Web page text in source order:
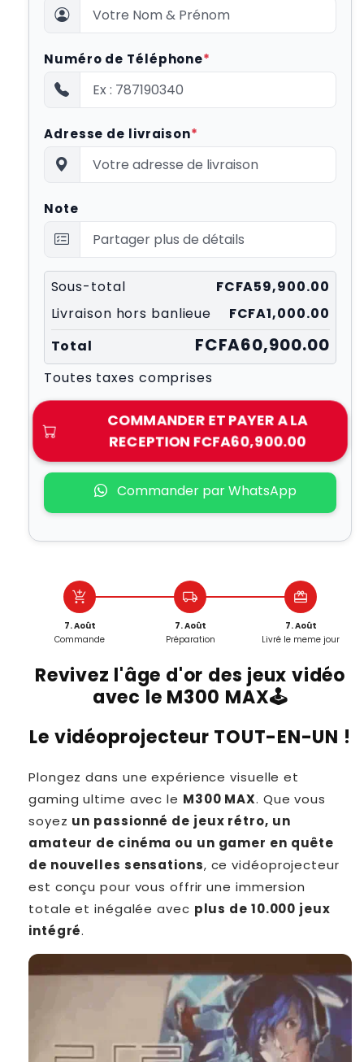
Numéro de Téléphone*
Adresse de livraison*
Note
Sous-total
FCFA59,900.00
Livraison hors banlieue
FCFA1,000.00
Total
FCFA60,900.00
Toutes taxes comprises
COMMANDER ET PAYER A LA
RECEPTION FCFA60,900.00
Commander par WhatsApp
add_shopping_cart
7. Août
Commande
local_shipping
7. Août
Préparation
redeem
7. Août
Livré le meme jour
Revivez l'âge d'or des jeux vidéo
avec le M300 MAX🕹️
Le vidéoprojecteur TOUT-EN-UN !
Plongez dans une expérience visuelle et
gaming ultime avec le M300 MAX. Que vous
soyez un passionné de jeux rétro, un
amateur de cinéma ou un gamer en quête
de nouvelles sensations, ce vidéoprojecteur
est conçu pour vous offrir une immersion
totale et inégalée avec plus de 10.000 jeux
intégré.